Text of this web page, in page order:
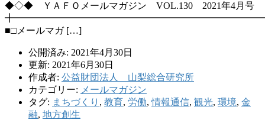
◆◇◆ ＹＡＦＯメールマガジン VOL.130 2021年4月号
■□メールマガ […]
公開済み: 2021年4月30日
更新: 2021年6月30日
作成者: 公益財団法人 山梨総合研究所
カテゴリー: メールマガジン
タグ: まちづくり , 教育, 労働,情報通信, 観光, 環境, 金
融, 地方創生